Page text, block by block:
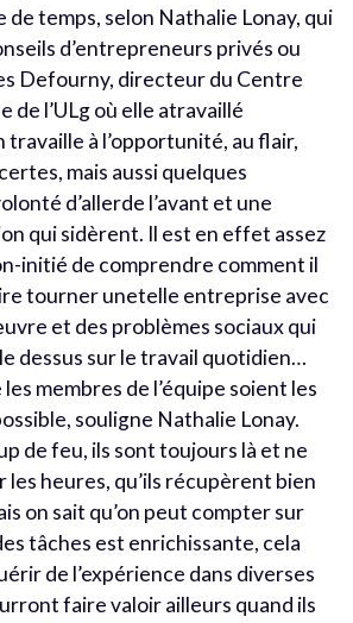
de temps, selon Nathalie Lonay, qui
d’entrepreneurs privés ou
Defourny, directeur du Centre
de l’ULg où elle atravaillé
travaille à l’opportunité, au flair,
mais aussi quelques
d’allerde l’avant et une
qui sidèrent. Il est en effet assez
initié de comprendre comment il
tourner unetelle entreprise avec
et des problèmes sociaux qui
dessus sur le travail quotidien…
les membres de l’équipe soient les
souligne Nathalie Lonay.
de feu, ils sont toujours là et ne
heures, qu’ils récupèrent bien
on sait qu’on peut compter sur
tâches est enrichissante, cela
de l’expérience dans diverses
faire valoir ailleurs quand ils